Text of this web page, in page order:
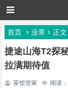
首页 业界 正文
捷途山海T2探
拉满期待值
茶馆管家 阅读